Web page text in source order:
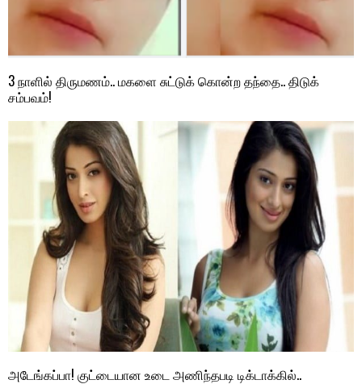
3 நாளில் திருமணம்.. மகளை சுட்டுக் கொன்ற தந்தை.. திடுக்
சம்பவம்!
அடேங்கப்பா! குட்டையான உடை அணிந்தபடி டிக்டாக்கில்..